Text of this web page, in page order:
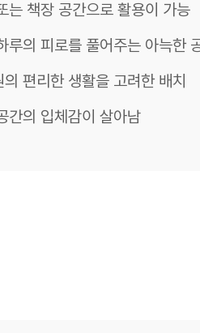
는 책장 공간으로 활용이 가능
루의 피로를 풀어주는 아늑한
편리한 생활을 고려한 배치
간의 입체감이 살아남